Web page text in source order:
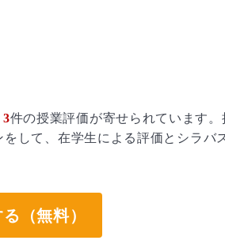
3件の授業評価が寄せられています。
して、在学生による評価とシラバ
（無料）